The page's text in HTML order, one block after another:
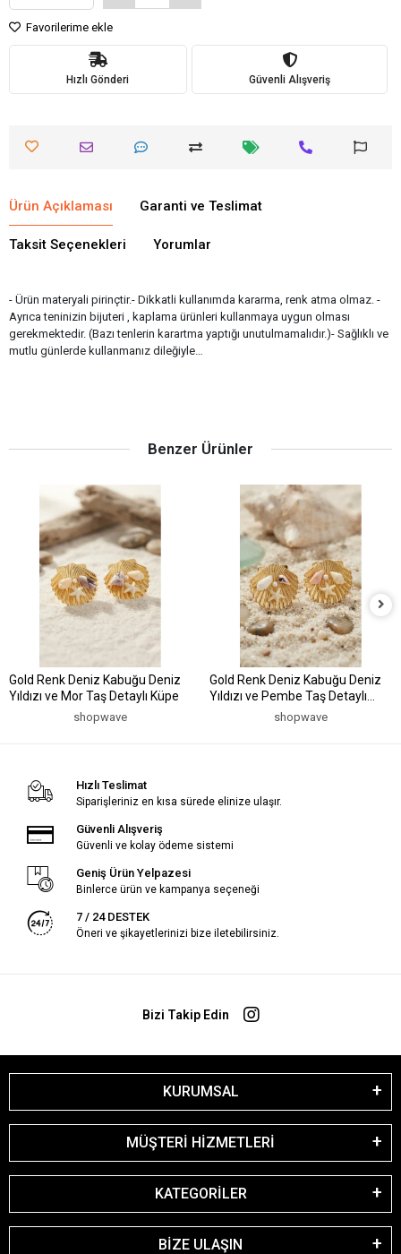
Favorilerime ekle
Hızlı Gönderi Güvenli Alışveriş
Ürün Açıklaması Garanti ve Teslimat
Taksit Seçenekleri Yorumlar
- Ürün materyali pirinçtir.- Dikkatli kullanımda kararma, renk atma olmaz. -
Ayrıca teninizin bijuteri , kaplama ürünleri kullanmaya uygun olması
gerekmektedir. (Bazı tenlerin karartma yaptığı unutulmamalıdır.)- Sağlıklı ve
mutlu günlerde kullanmanız dileğiyle…
Benzer Ürünler
Gold Renk Deniz Kabuğu Deniz
Yıldızı ve Mor Taş Detaylı Küpe
shopwave
Gold Renk Deniz Kabuğu Deniz
Yıldızı ve Pembe Taş Detaylı
shopwave
Hızlı Teslimat
Siparişleriniz en kısa sürede elinize ulaşır.
Güvenli Alışveriş
Güvenli ve kolay ödeme sistemi
Geniş Ürün Yelpazesi
Binlerce ürün ve kampanya seçeneği
7 / 24 DESTEK
Öneri ve şikayetlerinizi bize iletebilirsiniz.
Bizi Takip Edin
KURUMSAL
MÜŞTERİ HİZMETLERİ
KATEGORİLER
BİZE ULAŞIN